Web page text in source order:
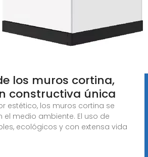
los muros cortina,
constructiva única
estético, los muros cortina se
medio ambiente. El uso de
ecológicos y con extensa vida